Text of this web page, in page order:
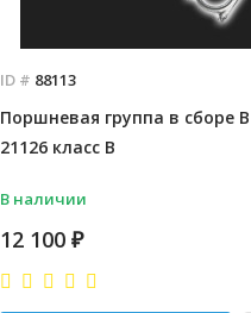
ID # 88113
Поршневая группа в сборе
21126 класс В
В наличии
12 100 ₽